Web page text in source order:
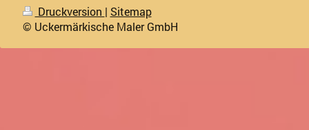
Druckversion | Sitemap
© Uckermärkische Maler GmbH